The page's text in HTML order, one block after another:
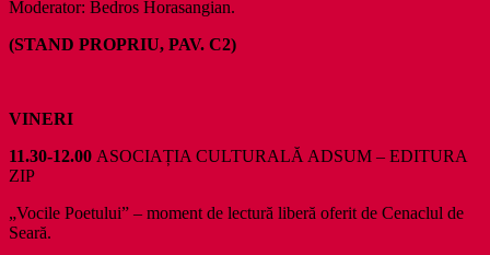
Moderator: Bedros Horasangian.
(STAND PROPRIU, PAV. C2)
VINERI
11.30-12.00 ASOCIAȚIA CULTURALĂ ADSUM – EDITURA
ZIP
„Vocile Poetului” – moment de lectură liberă oferit de Cenaclul de
Seară.